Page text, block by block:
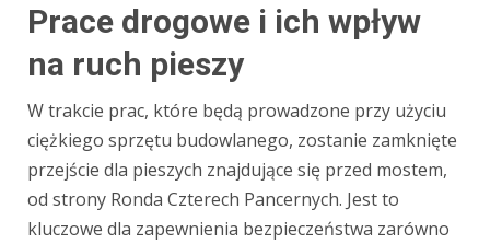
Prace drogowe i ich wpływ
na ruch pieszy
W trakcie prac, które będą prowadzone przy użyciu
ciężkiego sprzętu budowlanego, zostanie zamknięte
przejście dla pieszych znajdujące się przed mostem,
od strony Ronda Czterech Pancernych. Jest to
kluczowe dla zapewnienia bezpieczeństwa zarówno